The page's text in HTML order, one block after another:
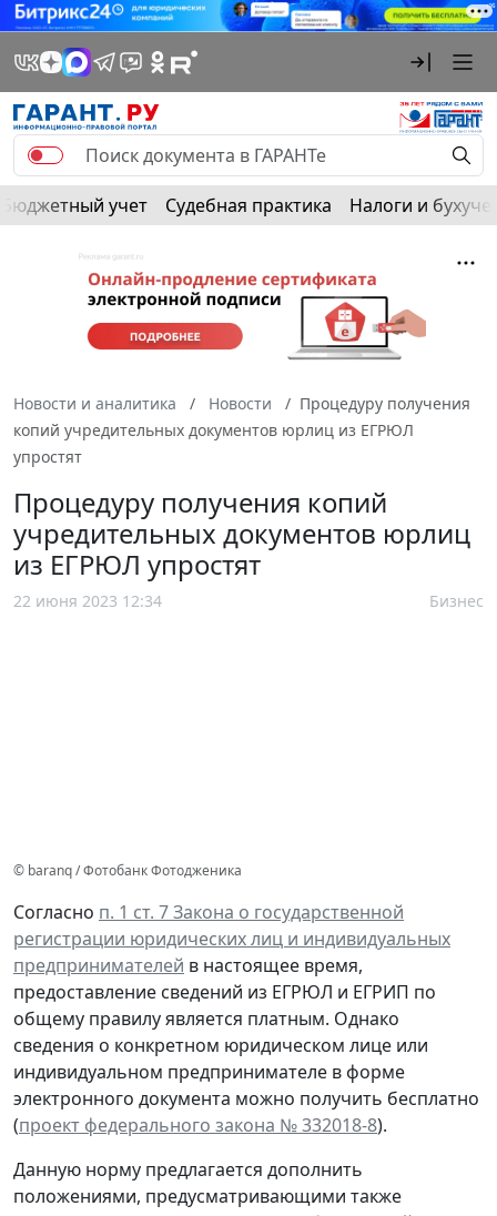
Бюджетный учет Судебная практика Налоги и
Новости и аналитика Новости
Процедуру получения
копий учредительных документов юрлиц из ЕГРЮЛ
упростят
Процедуру получения копий
учредительных документов юрлиц
из ЕГРЮЛ упростят
22 июня 2023 12:34 Бизнес
© baranq / Фотобанк Фотодженика
Согласно п. 1 ст. 7 Закона о государственной
регистрации юридических лиц и индивидуальных
предпринимателей в настоящее время,
предоставление сведений из ЕГРЮЛ и ЕГРИП по
общему правилу является платным. Однако
сведения о конкретном юридическом лице или
индивидуальном предпринимателе в форме
электронного документа можно получить бесплатно
(проект федерального закона № 332018-8).
Данную норму предлагается дополнить
положениями, предусматривающими также